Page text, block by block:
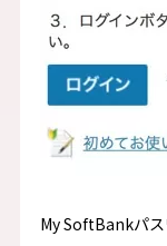
My SoftBankパス